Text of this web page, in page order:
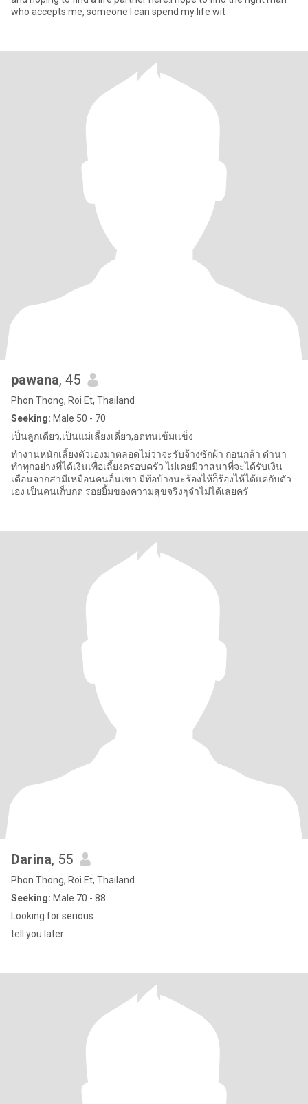
who accepts me, someone I can spend my life wit
pawana, 45
Phon Thong, Roi Et, Thailand
Seeking: Male 50 - 70
เป็นลูกเดียว,เป็นแม่เลี้ยงเดี่ยว,อดทนเข้มเเข็ง
ทำงานหนักเลี้ยงตัวเองมาตลอดไม่ว่าจะรับจ้างซักผ้า ถอนกล้า ดำนา
ทำทุกอย่างที่ได้เงินเพื่อเลี้ยงครอบครัว ไม่เคยมีวาสนาที่จะได้รับเงิน
เดือนจากสามีเหมือนคนอื่นเขา มีท้อบ้างนะร้องไห้ก็ร้องไห้ได้แค่กับตัว
เอง เป็นคนเก็บกด รอยยิ้มของความสุขจริงๆจำไม่ได้เลยครั
Darina, 55
Phon Thong, Roi Et, Thailand
Seeking: Male 70 - 88
Looking for serious
tell you later